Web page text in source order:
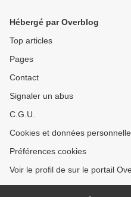
Hébergé par Overblog
Top articles
Pages
Contact
Signaler un abus
C.G.U.
Cookies et données
Préférences cookies
Voir le profil de sur le portail